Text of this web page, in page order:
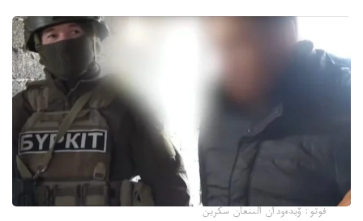
فوتو: ۆيدەودان الىنعان سكرين